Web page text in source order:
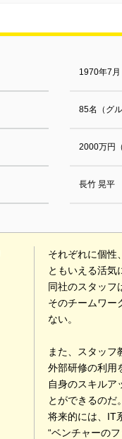
1970年7月
85名（グ
2000万円
長竹 晃平
それぞれに個性
ともいえる活気
同社のスタッフ
そのチームワー
ない。
また、スタッフ
外部研修の利用
自身のスキルア
とができるのだ。
将来的には、IT
“ベンチャーの